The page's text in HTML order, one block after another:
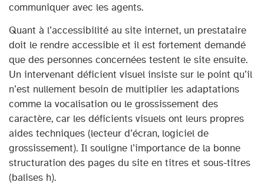
communiquer avec les agents.
Quant à l’accessibilité au site internet, un prestataire
doit le rendre accessible et il est fortement demandé
que des personnes concernées testent le site ensuite.
Un intervenant déficient visuel insiste sur le point qu’il
n’est nullement besoin de multiplier les adaptations
comme la vocalisation ou le grossissement des
caractère, car les déficients visuels ont leurs propres
aides techniques (lecteur d’écran, logiciel de
grossissement). Il souligne l’importance de la bonne
structuration des pages du site en titres et sous-titres
(balises h).